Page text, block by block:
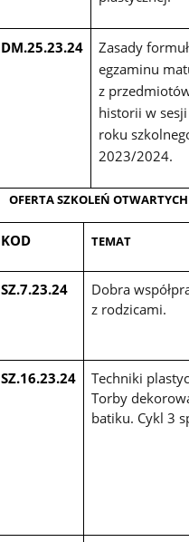
DM.25.23.24
Zasady
egzaminu
z
historii w
roku
2023/2024.
OFERTA SZKOLEŃ
KOD TEMAT
SZ.7.23.24
Dobra
z rodzicami.
SZ.16.23.24
Techniki
Torby
batiku. Cykl 3